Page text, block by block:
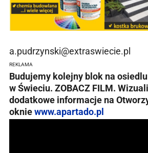
a.pudrzynski@extraswiecie.pl
REKLAMA
Budujemy kolejny blok na
w Świeciu. ZOBACZ FILM.
dodatkowe informacje na
okniewww.apartado.pl